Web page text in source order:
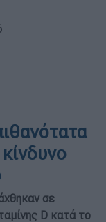
σε
D κατά το